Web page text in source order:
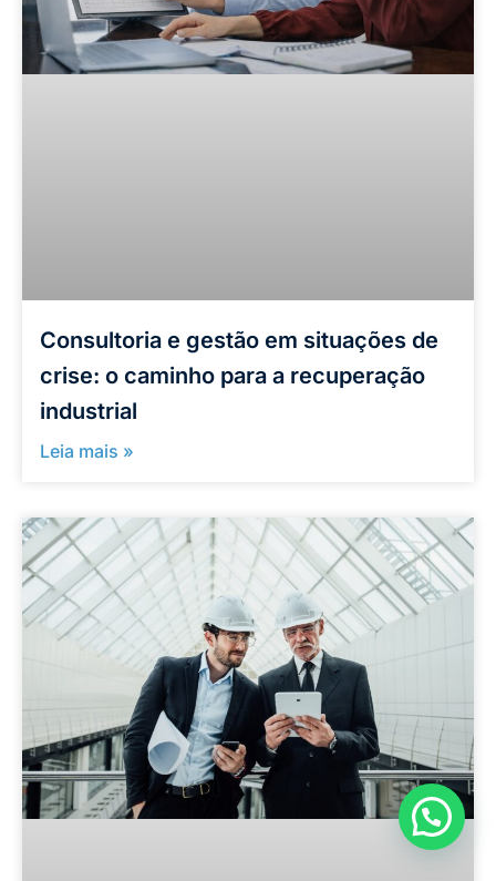
Consultoria e gestão em situações de
crise: o caminho para a recuperação
industrial
Leia mais »
Como podemos ajudar?